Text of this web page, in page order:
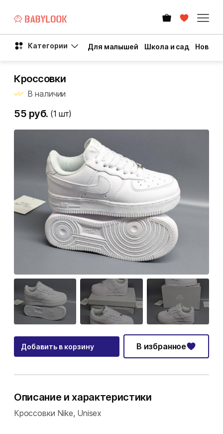
Категории Для малышей Школа и сад Новый
Кроссовки
В наличии
55 руб. (1 шт)
Добавить в корзину В избранное
Описание и характеристики
Кроссовки Nike, Unisex